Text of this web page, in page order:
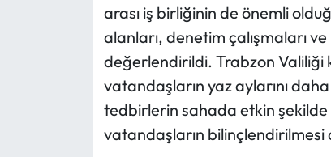
arası iş birliğinin de önemli
alanları, denetim çalışmaları
değerlendirildi. Trabzon Valiliği
vatandaşların yaz aylarını
tedbirlerin sahada etkin şekilde
vatandaşların bilinçlendirilmesi